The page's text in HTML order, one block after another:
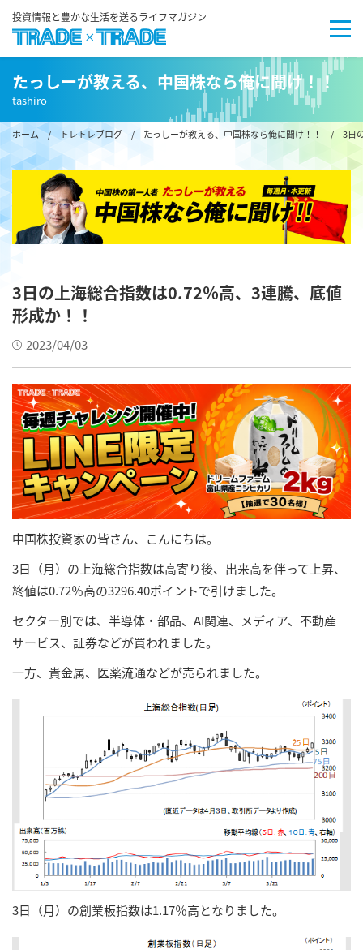
投資情報と豊かな生活を送るライフマガジン
たっしーが教える、中国株なら俺に聞け！！
tashiro
ホーム/ トレトレブログ / たっしーが教える、中国株なら俺に聞け！！ / 3日の
3日の上海総合指数は0.72％高、3連騰、底値
形成か！！
2023/04/03
中国株投資家の皆さん、こんにちは。
3日（月）の上海総合指数は高寄り後、出来高を伴って上昇、
終値は0.72％高の3296.40ポイントで引けました。
セクター別では、半導体・部品、AI関連、メディア、不動産
サービス、証券などが買われました。
一方、貴金属、医薬流通などが売られました。
3日（月）の創業板指数は1.17％高となりました。